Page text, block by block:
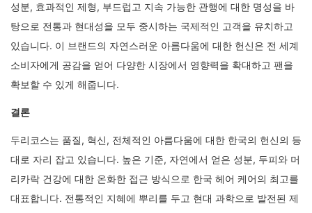
성분, 효과적인 제형, 부드럽고 지속 가능한 관행에 대한 명성을 바
탕으로 전통과 현대성을 모두 중시하는 국제적인 고객을 유치하고
있습니다. 이 브랜드의 자연스러운 아름다움에 대한 헌신은 전 세계
소비자에게 공감을 얻어 다양한 시장에서 영향력을 확대하고 팬을
확보할 수 있게 해줍니다.
결론
두리코스는 품질, 혁신, 전체적인 아름다움에 대한 한국의 헌신의 등
대로 자리 잡고 있습니다. 높은 기준, 자연에서 얻은 성분, 두피와 머
리카락 건강에 대한 온화한 접근 방식으로 한국 헤어 케어의 최고를
대표합니다. 전통적인 지혜에 뿌리를 두고 현대 과학으로 발전된 제